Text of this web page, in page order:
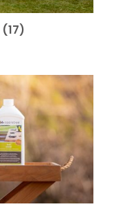
(17)